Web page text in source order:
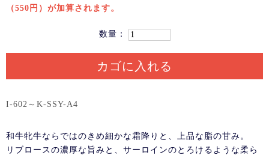
（550円）が加算されます。
数量：
カゴに入れる
I-602～K-SSY-A4
和牛牝牛ならではのきめ細かな霜降りと、上品な脂の甘み。
リブロースの濃厚な旨みと、サーロインのとろけるような柔ら